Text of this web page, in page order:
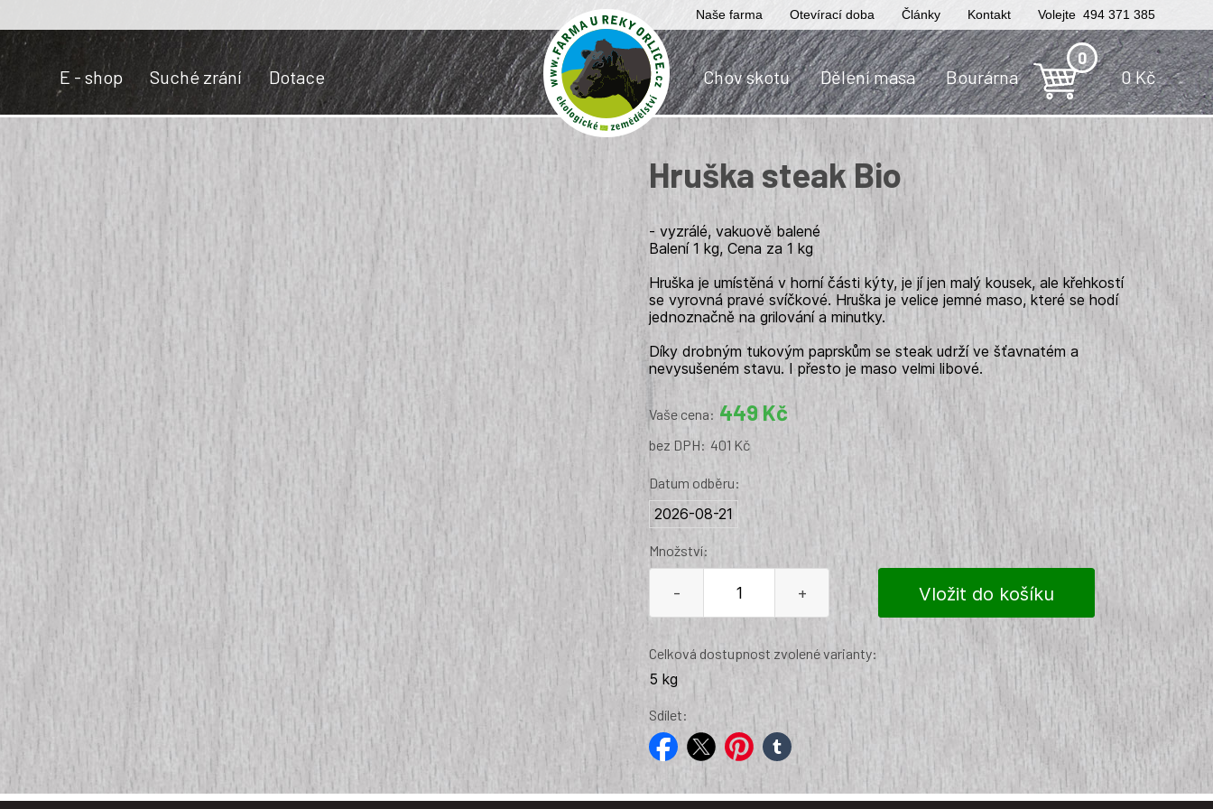
Hruška steak Bio
- vyzrálé, vakuově balené
Balení 1 kg, Cena za 1 kg
Hruška je umístěná v horní části kýty, je jí jen malý kousek, ale křehkostí
se vyrovná pravé svíčkové. Hruška je velice jemné maso, které se hodí
jednoznačně na grilování a minutky.
Díky drobným tukovým paprskům se steak udrží ve šťavnatém a
nevysušeném stavu. I přesto je maso velmi libové.
Vaše cena: 449 Kč
bez DPH: 401 Kč
Datum odběru:
2026-08-21
Množství:
- +
Celková dostupnost zvolené varianty:
5 kg
Sdílet:
facebook
twitterpinterest
tumblr
0
0Kč
Naše farma Otevírací doba Články Kontakt Volejte 494 371 385
E - shop Suché zrání Dotace Bourárna
Dělení masa
Chov skotu